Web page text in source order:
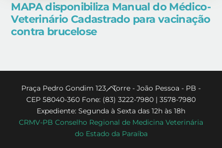
MAPA disponibiliza Manual do Médico-
Veterinário Cadastrado para vacinação
contra brucelose
Back
To
Top
Praça Pedro Gondim 123 - Torre - João Pessoa - PB -
CEP 58040-360 Fone: (83) 3222-7980 | 3578-7980
Expediente: Segunda à Sexta das 12h às 18h
CRMV-PB Conselho Regional de Medicina Veterinária
do Estado da Paraíba